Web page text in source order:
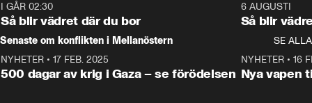
I GÅR 02:30
Så blir vädret där du bor
6 AUGUSTI
Så blir
Senaste om konflikten i Mellanöstern
SE ALLA
NYHETER • 17 FEB. 2025
500 dagar av krig i Gaza – se förödelsen
NYHETER• 16
Nya vapen